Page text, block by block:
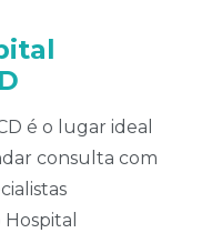
é o lugar ideal
consulta com